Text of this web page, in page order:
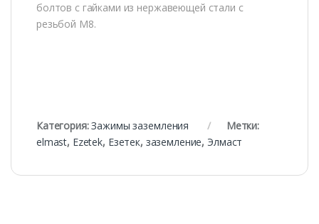
болтов с гайками из нержавеющей стали с
резьбой М8.
Категория:Зажимы заземления
Метки:
elmast, Ezetek, Езетек, заземление, Элмаст